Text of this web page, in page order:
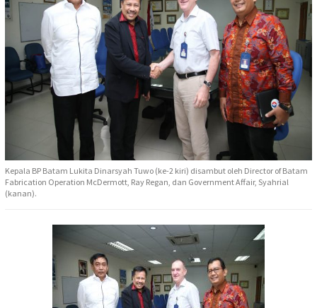
Kepala BP Batam Lukita Dinarsyah Tuwo (ke-2 kiri) disambut oleh Director of Batam
Fabrication Operation McDermott, Ray Regan, dan Government Affair, Syahrial
(kanan).